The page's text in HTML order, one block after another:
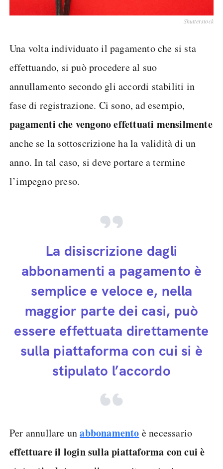
Shutterstock
Una volta individuato il pagamento che si sta
effettuando, si può procedere al suo
annullamento secondo gli accordi stabiliti in
fase di registrazione. Ci sono, ad esempio,
pagamenti che vengono effettuati mensilmente
anche se la sottoscrizione ha la validità di un
anno. In tal caso, si deve portare a termine
l’impegno preso.
La disiscrizione dagli
abbonamenti a pagamento è
semplice e veloce e, nella
maggior parte dei casi, può
essere effettuata direttamente
sulla piattaforma con cui si è
stipulato l’accordo
Per annullare unabbonamento è necessario
effettuare il login sulla piattaforma con cui è